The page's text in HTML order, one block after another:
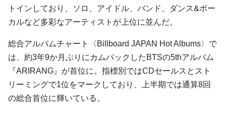
トインしており、ソロ、アイドル、バンド、ダンス&ボー
カルなど多彩なアーティストが上位に並んだ。
総合アルバムチャート〈Billboard JAPAN Hot Albums〉で
は、約3年9か月ぶりにカムバックしたBTSの5thアルバム
『ARIRANG』が首位に。指標別ではCDセールスとスト
リーミングで1位をマークしており、上半期では通算8回
の総合首位に輝いている。